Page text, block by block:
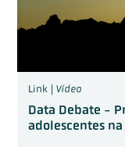
Link | Vídeo
Data Debate -
adolescentes